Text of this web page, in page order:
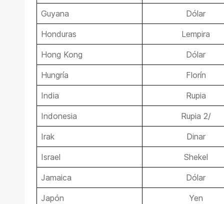
Guyana Dólar
Honduras Lempira
Hong Kong Dólar
Hungría Florín
India Rupia
Indonesia Rupia 2/
Irak Dinar
Israel Shekel
Jamaica Dólar
Japón Yen